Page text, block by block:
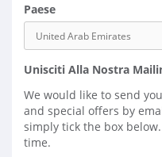
Paese
Unisciti Alla Nostra
We would like to send
and special offers by
simply tick the box
time.